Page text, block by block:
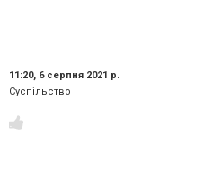
11:20, 6 серпня 2021 р.
Суспільство